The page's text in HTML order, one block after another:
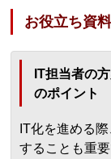
お役立ち資
IT担当者の
のポイント
IT化を進める
することも重